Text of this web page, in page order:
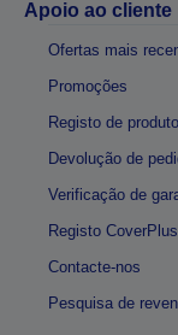
Apoio ao cliente
Ofertas mais
Promoções
Registo de
Devolução de
Verificação de
Registo CoverPlus
Contacte-nos
Pesquisa de